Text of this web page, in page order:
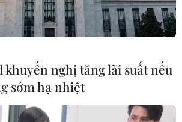
tiếp cận mới
sức khỏe của
vượt mốc 100
lập kỷ lục thặng
khuyến nghị tăng lãi suất nếu
sớm hạ nhiệt